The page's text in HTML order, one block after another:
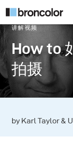
讲解视频
How to
拍摄
by Karl Taylor &